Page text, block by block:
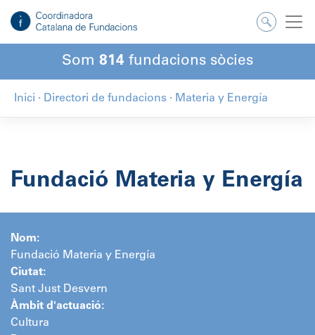
contingut
Som 814 fundacions sòcies
Inici · Directori de fundacions · Materia y Energía
Fundació Materia y Energía
Nom:
Fundació Materia y Energía
Ciutat:
Sant Just Desvern
Àmbit d'actuació:
Cultura